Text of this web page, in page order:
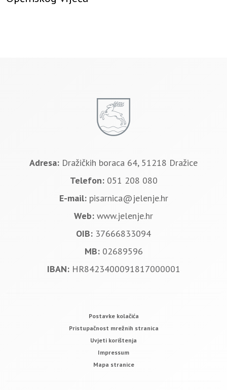
Adresa: Dražičkih boraca 64, 51218 Dražice
Telefon: 051 208 080
E-mail: pisarnica@jelenje.hr
Web: www.jelenje.hr
OIB: 37666833094
MB: 02689596
IBAN: HR8423400091817000001
Postavke kolačića
Pristupačnost mrežnih stranica
Uvjeti korištenja
Impressum
Mapa stranice